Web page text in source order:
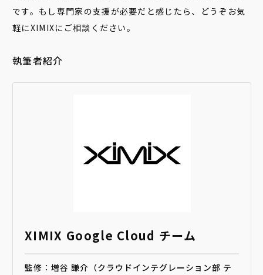
です。もし専門家の支援が必要だと感じたら、どうぞお気
軽にXIMIXにご相談ください。
執筆者紹介
XIMIX Google Cloud チーム
監修：増谷 謙介（クラウドインテグレーション部 テ